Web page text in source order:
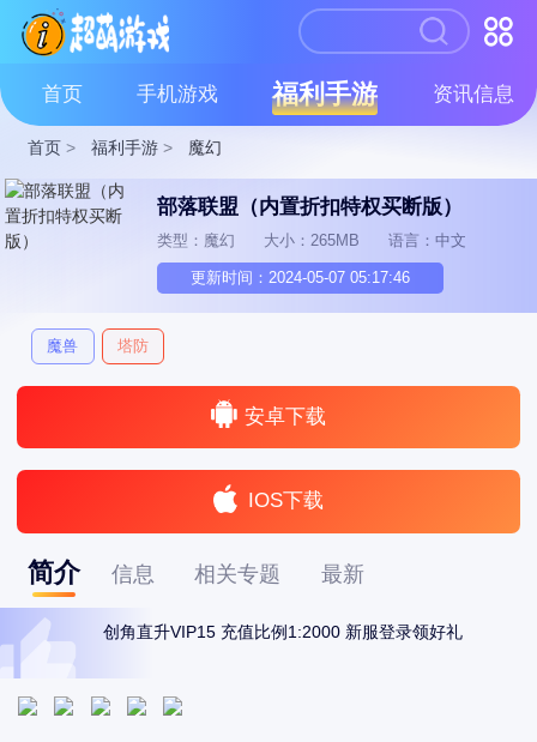
首页 手机游戏 福利手游 资讯信息
首页 > 福利手游 > 魔幻
部落联盟（内置折扣特权买断版）
类型：魔幻 大小：265MB 语言：中文
更新时间：2024-05-07 05:17:46
魔兽 塔防
安卓下载
IOS下载
简介 信息 相关专题 最新
创角直升VIP15 充值比例1:2000 新服登录领好礼